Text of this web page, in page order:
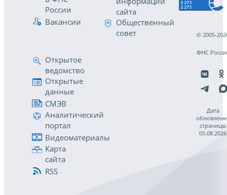
России
Вакансии
сайта
Общественный
совет
Открытое
ведомство
Открытые
данные
СМЭВ
Аналитический
портал
Видеоматериалы
Карта
сайта
RSS
© 2005-
ФНС
Дата
страницы
05.08.2026